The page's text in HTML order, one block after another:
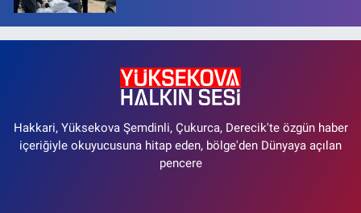
Hakkari, Yüksekova Şemdinli, Çukurca, Derecik'te özgün haber
içeriğiyle okuyucusuna hitap eden, bölge'den Dünyaya açılan
pencere